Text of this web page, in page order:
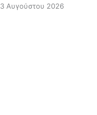
3 Αυγούστου 2026